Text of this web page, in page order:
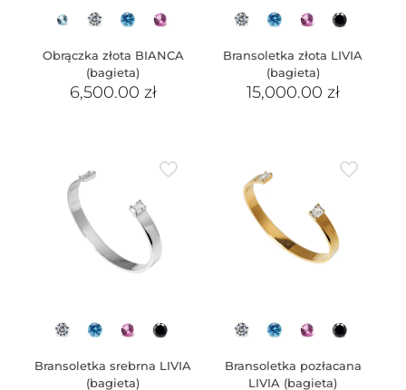
Obrączka złota BIANCA
(bagieta)
6,500.00 zł
Bransoletka złota LIVIA
(bagieta)
15,000.00 zł
Bransoletka srebrna LIVIA
(bagieta)
Bransoletka pozłacana
LIVIA (bagieta)